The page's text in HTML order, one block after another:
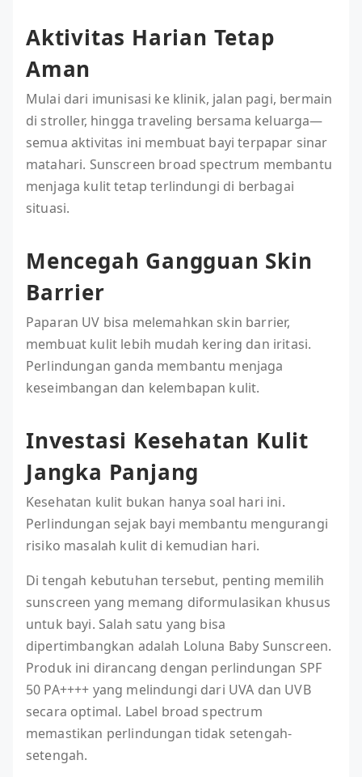
Aktivitas Harian Tetap
Aman
Mulai dari imunisasi ke klinik, jalan pagi, bermain
di stroller, hingga traveling bersama keluarga—
semua aktivitas ini membuat bayi terpapar sinar
matahari. Sunscreen broad spectrum membantu
menjaga kulit tetap terlindungi di berbagai
situasi.
Mencegah Gangguan Skin
Barrier
Paparan UV bisa melemahkan skin barrier,
membuat kulit lebih mudah kering dan iritasi.
Perlindungan ganda membantu menjaga
keseimbangan dan kelembapan kulit.
Investasi Kesehatan Kulit
Jangka Panjang
Kesehatan kulit bukan hanya soal hari ini.
Perlindungan sejak bayi membantu mengurangi
risiko masalah kulit di kemudian hari.
Di tengah kebutuhan tersebut, penting memilih
sunscreen yang memang diformulasikan khusus
untuk bayi. Salah satu yang bisa
dipertimbangkan adalah Loluna Baby Sunscreen.
Produk ini dirancang dengan perlindungan SPF
50 PA++++ yang melindungi dari UVA dan UVB
secara optimal. Label broad spectrum
memastikan perlindungan tidak setengah-
setengah.